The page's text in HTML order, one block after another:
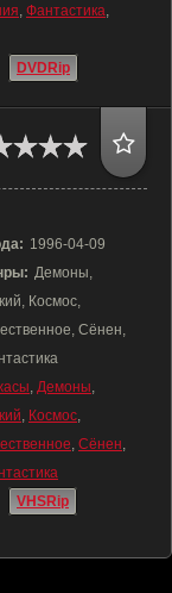
, Фантастика,
DVDRip
1996-04-09
Демоны,
Космос,
Сёнен,
, Демоны,
, Космос,
, Сёнен,
VHSRip